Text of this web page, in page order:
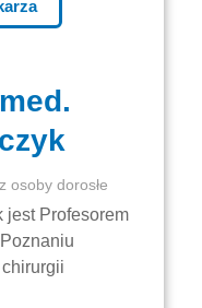
osoby dorosłe
jest Profesorem